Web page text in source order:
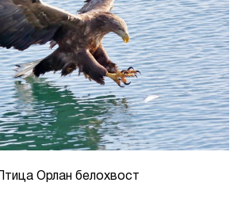
Птица Орлан белохвост